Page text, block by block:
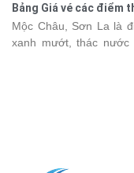
chỉ là dịp nâng cao kỹ
chương trình còn mang
góp phần gắn kết tập
Bảng Giá vé các điểm
Mộc Châu, Sơn La là
xanh mướt, thác